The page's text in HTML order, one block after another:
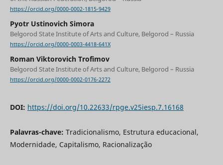
https://orcid.org/0000-0002-1815-9429
Pyotr Ustinovich Simora
Belgorod State Institute of Arts and Culture, Belgorod – Russia
https://orcid.org/0000-0003-4418-641X
Roman Viktorovich Trofimov
Belgorod State Institute of Arts and Culture, Belgorod – Russia
https://orcid.org/0000-0002-0176-2272
DOI: https://doi.org/10.22633/rpge.v25iesp.7.16168
Palavras-chave: Tradicionalismo, Estrutura educacional,
Modernidade, Capitalismo, Racionalização